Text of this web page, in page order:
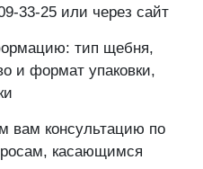
33-25 или через сайт
тип щебня,
и формат упаковки,
вам консультацию по
касающимся